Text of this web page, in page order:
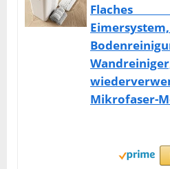
Flaches
Mikrofaser-